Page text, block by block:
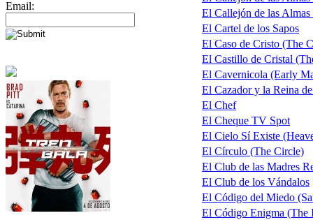
Email:
El Callejón de las
El Cartel de los Sapos
El Caso de Cristo (The
El Castillo de Cristal
El Cavernicola (Early
El Cazador y la Reina
El Chef
El Cheque TV Spot
El Cielo Sí Existe
El Círculo (The Circle)
El Club de las Madres
El Club de los Vándalos
El Código del Miedo
El Código Enigma (The